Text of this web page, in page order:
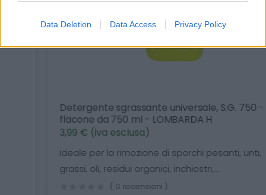
Data Deletion Data Access Privacy Policy
Detergente sgrassante universale, S.G. 750 -
flacone da 750 ml - LOMBARDA H
3,99 € (iva esclusa)
Ideale per la rimozione di sporchi pesanti, unti,
grassi, oli, residui organici, inchiostri,...
( 0 recensioni )